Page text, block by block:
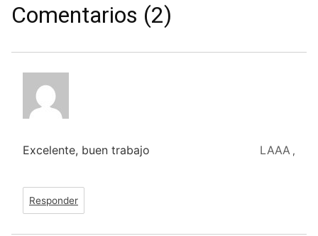
Comentarios (2)
LAAA ,
Excelente, buen trabajo
Responder